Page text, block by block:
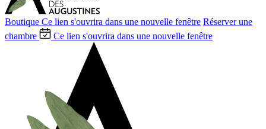
Boutique Ce lien s'ouvrira dans une nouvelle fenêtre Réserver une
chambre
Ce lien s'ouvrira dans une nouvelle fenêtre